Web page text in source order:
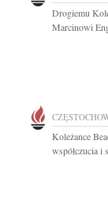
Drogiemu
Marcinowi
Koleżance
współczucia i